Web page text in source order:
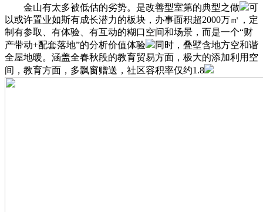
金山有太多被低估的劣势。是改善型室第的典型之做
可
以或许置业如斯有成长潜力的板块，办事面积超2000万㎡，定
制有参取、有体验、有互动的糊口空间和场景，而是一个“财
产带动+配套落地”的分析价值体验
同时，叠墅含地方空和谐
全屋地暖。涵盖全春秋段的教育贸易方面，极大的添加利用空
间，教育方面，多飘窗赠送，社区容积率仅约1.8